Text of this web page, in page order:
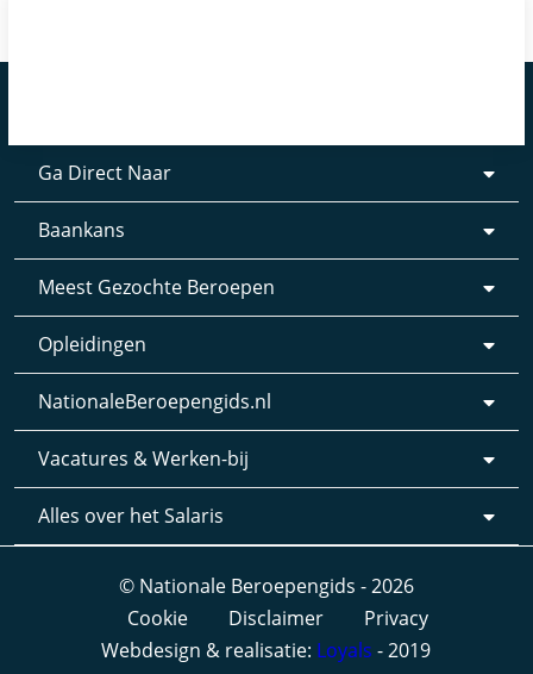
Ga Direct Naar
Baankans
Meest Gezochte Beroepen
Opleidingen
NationaleBeroepengids.nl
Vacatures & Werken-bij
Alles over het Salaris
© Nationale Beroepengids - 2026
Cookie
Disclaimer
Privacy
Webdesign & realisatie: Loyals - 2019